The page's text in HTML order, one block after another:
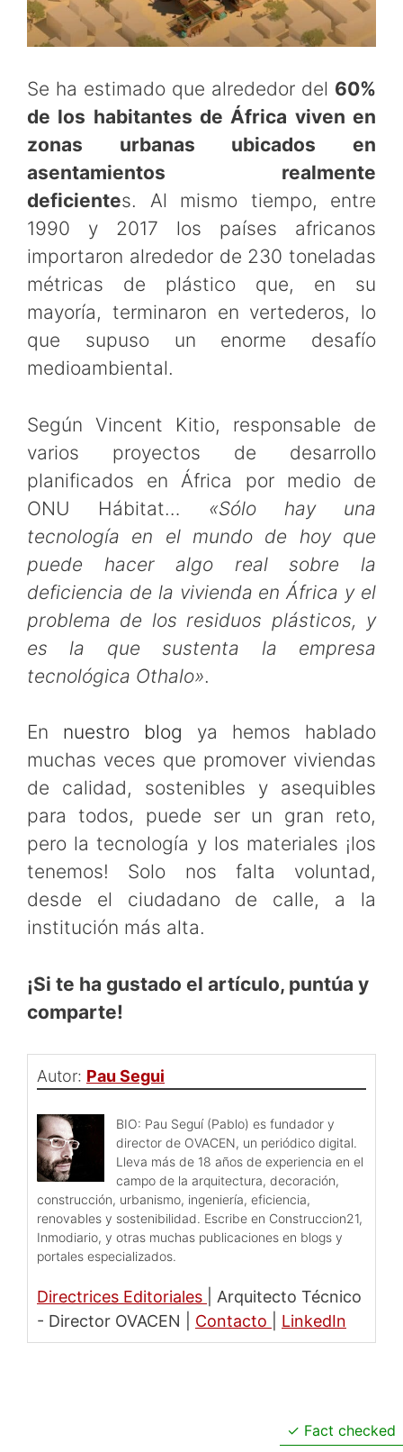
Se ha estimado que alrededor del 60%
de los habitantes de África viven en
zonas urbanas ubicados en
asentamientos realmente
deficientes. Al mismo tiempo, entre
1990 y 2017 los países africanos
importaron alrededor de 230 toneladas
métricas de plástico que, en su
mayoría, terminaron en vertederos, lo
que supuso un enorme desafío
medioambiental.
Según Vincent Kitio, responsable de
varios proyectos de desarrollo
planificados en África por medio de
ONU Hábitat… «Sólo hay una
tecnología en el mundo de hoy que
puede hacer algo real sobre la
deficiencia de la vivienda en África y el
problema de los residuos plásticos, y
es la que sustenta la empresa
tecnológica Othalo».
En nuestro blog ya hemos hablado
muchas veces que promover viviendas
de calidad, sostenibles y asequibles
para todos, puede ser un gran reto,
pero la tecnología y los materiales ¡los
tenemos! Solo nos falta voluntad,
desde el ciudadano de calle, a la
institución más alta.
¡Si te ha gustado el artículo, puntúa y
comparte!
Autor: Pau Segui
BIO: Pau Seguí (Pablo) es fundador y
director de OVACEN, un periódico digital.
Lleva más de 18 años de experiencia en el
campo de la arquitectura, decoración,
construcción, urbanismo, ingeniería, eficiencia,
renovables y sostenibilidad. Escribe en Construccion21,
Inmodiario, y otras muchas publicaciones en blogs y
portales especializados.
Directrices Editoriales
Arquitecto Técnico
- Director OVACEN
Contacto LinkedIn
Fact checked